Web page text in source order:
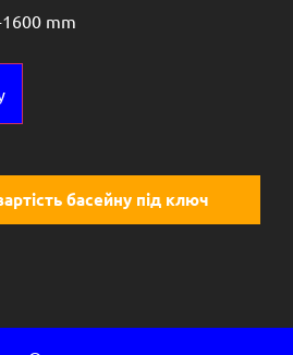
1600 mm
басейну під ключ